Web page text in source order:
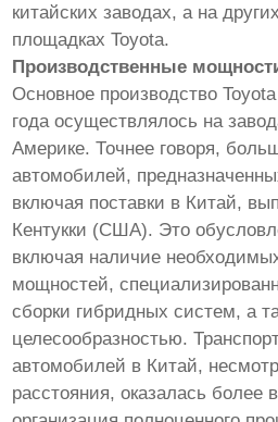
китайских заводах, а на
площадках Toyota.
Производственные
Основное производство
года осуществлялось на
Америке. Точнее говоря,
автомобилей,
включая поставки в Китай,
Кентукки (США). Это
включая наличие
мощностей,
сборки гибридных систем, а
целесообразностью.
автомобилей в Китай,
расстояния, оказалась более